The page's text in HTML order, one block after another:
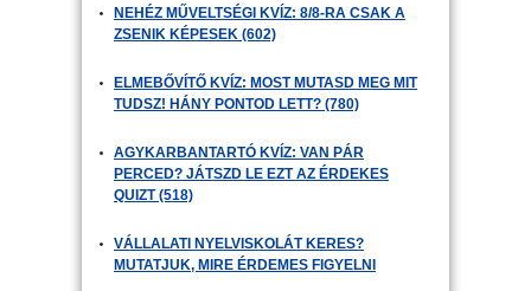
NEHÉZ MŰVELTSÉGI KVÍZ: 8/8-RA CSAK A
ZSENIK KÉPESEK (602)
ELMEBŐVÍTŐ KVÍZ: MOST MUTASD MEG MIT
TUDSZ! HÁNY PONTOD LETT? (780)
AGYKARBANTARTÓ KVÍZ: VAN PÁR
PERCED? JÁTSZD LE EZT AZ ÉRDEKES
QUIZT (518)
VÁLLALATI NYELVISKOLÁT KERES?
MUTATJUK, MIRE ÉRDEMES FIGYELNI